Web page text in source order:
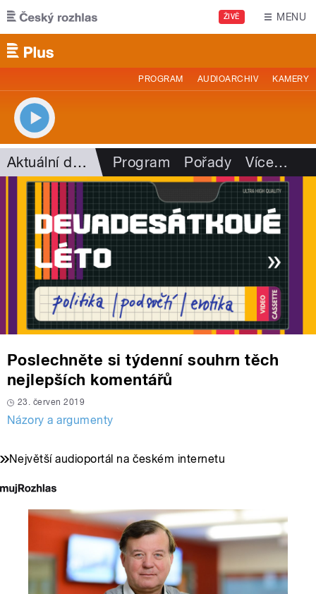
Přejít k hlavnímu obsahu
ŽIVĚ MENU
PROGRAM AUDIOARCHIV KAMERY
Aktuální dění Program Pořady Více…
Poslechněte si týdenní souhrn těch
nejlepších komentářů
23. červen 2019
Názory a argumenty
Největší audioportál na českém internetu